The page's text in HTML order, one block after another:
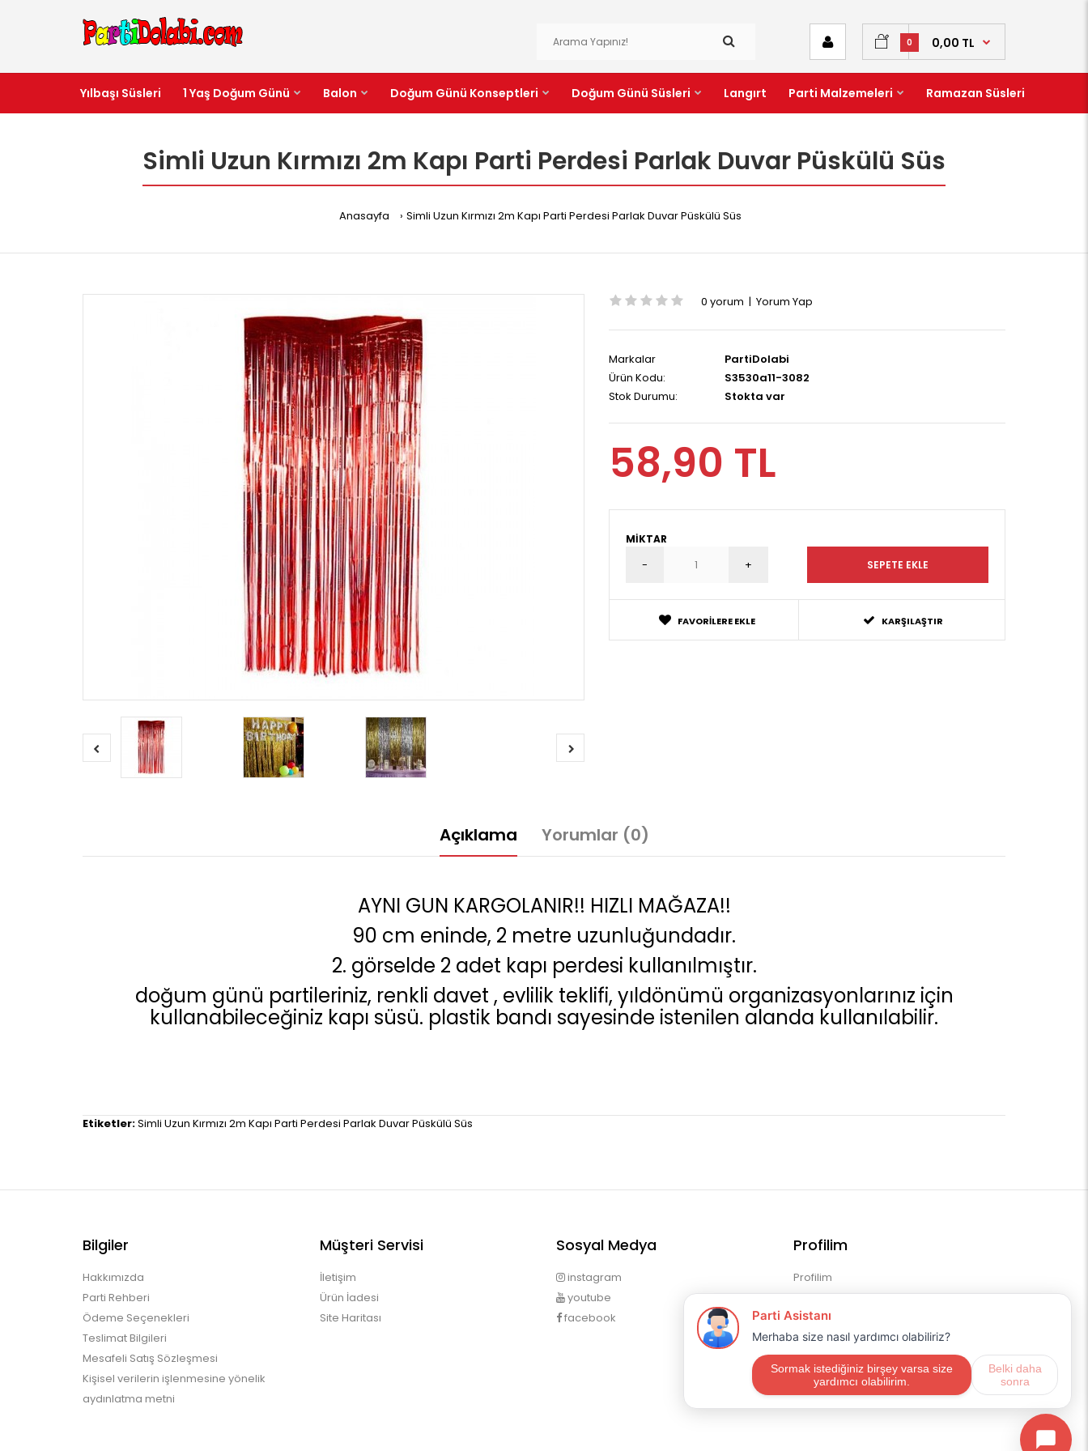
0 0,00 TL
Yılbaşı Süsleri 1 Yaş Doğum Günü Balon Doğum Günü Konseptleri Doğum Günü Süsleri Langırt Parti Malzemeleri Ramazan Süsleri
Simli Uzun Kırmızı 2m Kapı Parti Perdesi Parlak Duvar Püskülü Süs
Anasayfa Simli Uzun Kırmızı 2m Kapı Parti Perdesi Parlak Duvar Püskülü Süs
0 yorum | Yorum Yap
Markalar
PartiDolabi
Ürün Kodu:
S3530a11-3082
Stok Durumu:
Stokta var
58,90 TL
MIKTAR
FAVORILERE EKLE KARŞILAŞTIR
Açıklama Yorumlar (0)
AYNI GUN KARGOLANIR!! HIZLI MAĞAZA!!
90 cm eninde, 2 metre uzunluğundadır.
2. görselde 2 adet kapı perdesi kullanılmıştır.
doğum günü partileriniz, renkli davet , evlilik teklifi, yıldönümü organizasyonlarınız için
kullanabileceğiniz kapı süsü. plastik bandı sayesinde istenilen alanda kullanılabilir.
Etiketler:Simli Uzun Kırmızı 2m Kapı Parti Perdesi Parlak Duvar Püskülü Süs
Bilgiler
Hakkımızda
Parti Rehberi
Ödeme Seçenekleri
Teslimat Bilgileri
Mesafeli Satış Sözleşmesi
Kişisel verilerin işlenmesine yönelik
aydınlatma metni
Müşteri Servisi
İletişim
Ürün İadesi
Site Haritası
Sosyal Medya
instagram
youtube
facebook
Profilim
Profilim
Sipariş Geçmişim
Alışveriş Listem
Mail Aboneliği